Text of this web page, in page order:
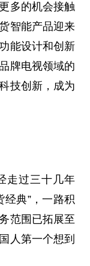
多的机会接触
智能产品迎来
能设计和创新
牌电视领域的
技创新，成为
走过三十几年
经典”，一路积
范围已拓展至
人第一个想到